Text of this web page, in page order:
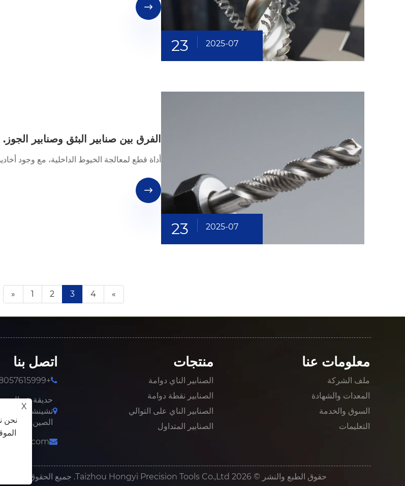
23 2025-07

23 2025-07
الفرق بين صنابير البثق وصنابير الجوز.
أداة قطع لمعالجة الخيوط الداخلية، مع وجود

« 1 2 3 4 »
معلومات عنا
ملف الشركة
المعدات والشهادة
السوق والخدمة
التعليمات
منتجات
الصنابير الناي دوامة
الصنابير نقطة دوامة
الصنابير الناي على التوالي
الصنابير المتداول
اتصل بنا
+86-18057615999
حديقة شمال
تشينشي، مدينة
الصين.
حقوق الطبع والنشر © 2026 Taizhou Hongyi Precision Tools Co.,Ltd. جميع الحقوق محفوظة.
X
نحن